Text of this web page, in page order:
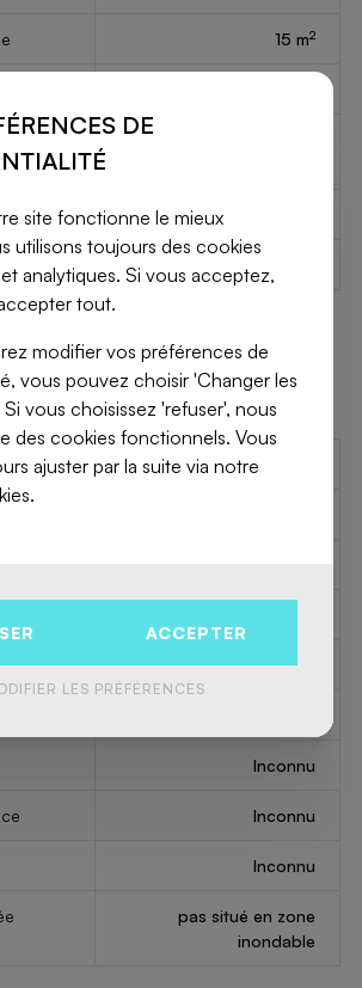
15 m2
Inconnu
Inconnu
Inconnu
Inconnu
pas situé en zone
inondable
DE
site fonctionne le mieux
utilisons toujours des cookies
analytiques. Si vous acceptez,
tout.
modifier vos préférences de
vous pouvez choisir 'Changer les
vous choisissez 'refuser', nous
des cookies fonctionnels. Vous
ajuster par la suite via notre
ACCEPTER
LES PRÉFÉRENCES